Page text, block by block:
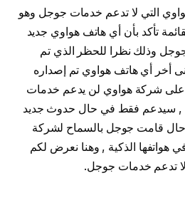
هواوي التي لا تدعم خدمات جوجل وهو
تأكد بأن أي هاتف هواوي جديد
وذلك نظرا للحظر الذي تم
أخر أي هاتف هواوي تم إصداره
على شركة هواوي لن يدعم خدمات
, سيدعم فقط في حال حدوث جديد
قامت جوجل بالسماح لشركة
هواتفها الذكية , وهنا نعرض لكم
لا تدعم خدمات جوجل.